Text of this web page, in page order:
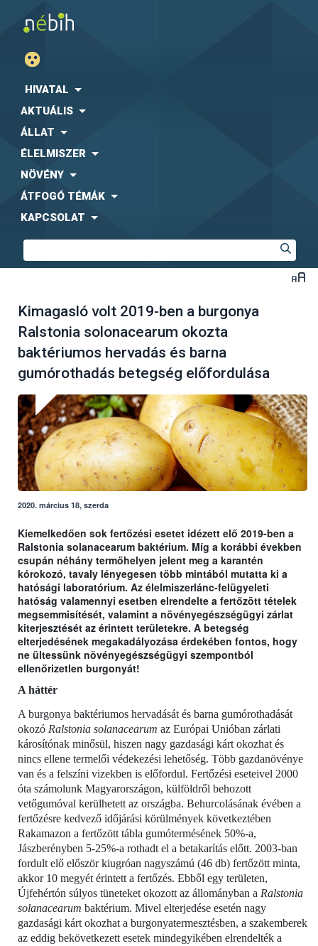
HIVATAL
AKTUÁLIS
ÁLLAT
ÉLELMISZER
NÖVÉNY
ÁTFOGÓ TÉMÁK
KAPCSOLAT
Kimagasló volt 2019-ben a burgonya
Ralstonia solonacearum okozta
baktériumos hervadás és barna
gumórothadás betegség előfordulása
2020. március 18, szerda
Kiemelkedően sok fertőzési esetet idézett elő 2019-ben a
Ralstonia solanacearum baktérium. Míg a korábbi években
csupán néhány termőhelyen jelent meg a karantén
kórokozó, tavaly lényegesen több mintából mutatta ki a
hatósági laboratórium. Az élelmiszerlánc-felügyeleti
hatóság valamennyi esetben elrendelte a fertőzött tételek
megsemmisítését, valamint a növényegészségügyi zárlat
kiterjesztését az érintett területekre. A betegség
elterjedésének megakadályozása érdekében fontos, hogy
ne ültessünk növényegészségügyi szempontból
ellenőrizetlen burgonyát!
A háttér
A burgonya baktériumos hervadását és barna gumórothadását
okozó Ralstonia solanacearum az Európai Unióban zárlati
károsítónak minősül, hiszen nagy gazdasági kárt okozhat és
nincs ellene termelői védekezési lehetőség. Több gazdanövénye
van és a felszíni vizekben is előfordul. Fertőzési eseteivel 2000
óta számolunk Magyarországon, külföldről behozott
vetőgumóval kerülhetett az országba. Behurcolásának évében a
fertőzésre kedvező időjárási körülmények következtében
Rakamazon a fertőzött tábla gumótermésének 50%-a,
Jászberényben 5-25%-a rothadt el a betakarítás előtt. 2003-ban
fordult elő először kiugróan nagyszámú (46 db) fertőzött minta,
akkor 10 megyét érintett a fertőzés. Ebből egy területen,
Újfehértón súlyos tüneteket okozott az állományban a Ralstonia
solanacearum baktérium. Mivel elterjedése esetén nagy
gazdasági kárt okozhat a burgonyatermesztésben, a szakemberek
az eddig bekövetkezett esetek mindegyikében elrendelték a